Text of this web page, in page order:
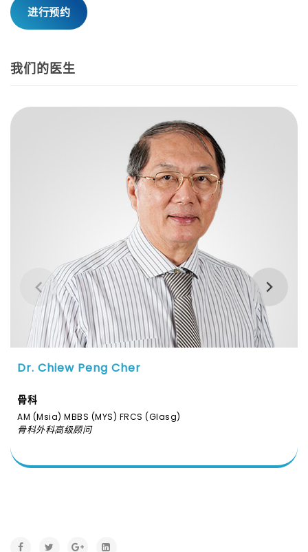
进行预约
我们的医生
Dr. Chiew Peng Cher
骨科
AM (Msia) MBBS (MYS) FRCS (Glasg)
骨科外科高级顾问